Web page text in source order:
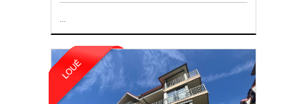
...